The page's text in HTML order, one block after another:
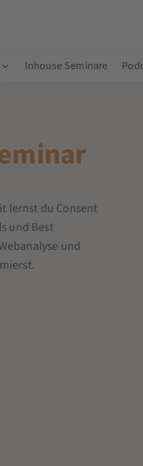
Inhouse Seminare
lernst du Consent
und Best
und